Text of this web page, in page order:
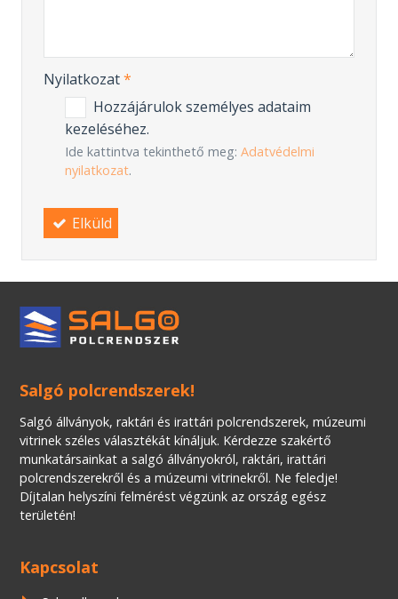
Nyilatkozat*
Hozzájárulok személyes adataim
kezeléséhez.
Ide kattintva tekinthető meg: Adatvédelmi
nyilatkozat.
Elküld
Salgó polcrendszerek!
Salgó állványok, raktári és irattári polcrendszerek, múzeumi
vitrinek széles választékát kínáljuk. Kérdezze szakértő
munkatársainkat a salgó állványokról, raktári, irattári
polcrendszerekről és a múzeumi vitrinekről. Ne feledje!
Díjtalan helyszíni felmérést végzünk az ország egész
területén!
Kapcsolat